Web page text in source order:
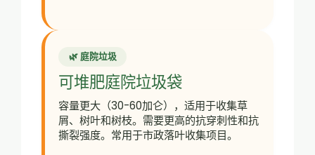
🌿 庭院垃圾
可堆肥庭院垃圾袋
容量更大（30-60加仑），适用于收集草
屑、树叶和树枝。需要更高的抗穿刺性和抗
撕裂强度。常用于市政落叶收集项目。